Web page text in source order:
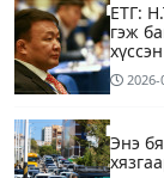
ЕТГ:
гэж
2026-
Энэ